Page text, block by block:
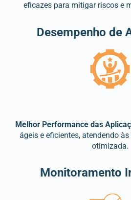
eficazes para mitigar riscos e
Desempenho de
Melhor Performance das
ágeis e eficientes, atendendo
otimizada.
Monitoramento